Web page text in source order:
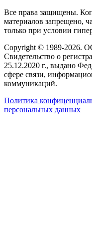
Все права защищены.
материалов запрещено,
только при условии
Copyright © 1989-2026.
Свидетельство о
25.12.2020 г., выдано
сфере связи,
коммуникаций.
Политика
персональных данных